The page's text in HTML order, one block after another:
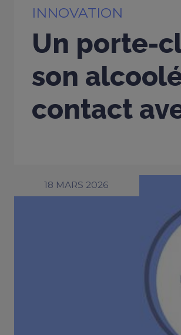
INNOVATION
Un porte-
son
contact
18 MARS 2026